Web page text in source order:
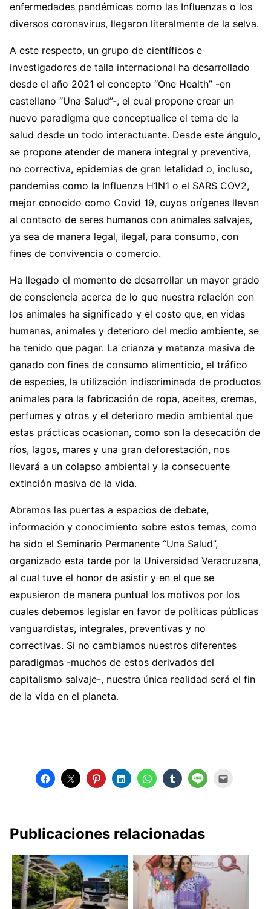
enfermedades pandémicas como las Influenzas o los
diversos coronavirus, llegaron literalmente de la selva.
A este respecto, un grupo de científicos e
investigadores de talla internacional ha desarrollado
desde el año 2021 el concepto “One Health” -en
castellano “Una Salud”-, el cual propone crear un
nuevo paradigma que conceptualice el tema de la
salud desde un todo interactuante. Desde este ángulo,
se propone atender de manera integral y preventiva,
no correctiva, epidemias de gran letalidad o, incluso,
pandemias como la Influenza H1N1 o el SARS COV2,
mejor conocido como Covid 19, cuyos orígenes llevan
al contacto de seres humanos con animales salvajes,
ya sea de manera legal, ilegal, para consumo, con
fines de convivencia o comercio.
Ha llegado el momento de desarrollar un mayor grado
de consciencia acerca de lo que nuestra relación con
los animales ha significado y el costo que, en vidas
humanas, animales y deterioro del medio ambiente, se
ha tenido que pagar. La crianza y matanza masiva de
ganado con fines de consumo alimenticio, el tráfico
de especies, la utilización indiscriminada de productos
animales para la fabricación de ropa, aceites, cremas,
perfumes y otros y el deterioro medio ambiental que
estas prácticas ocasionan, como son la desecación de
ríos, lagos, mares y una gran deforestación, nos
llevará a un colapso ambiental y la consecuente
extinción masiva de la vida.
Abramos las puertas a espacios de debate,
información y conocimiento sobre estos temas, como
ha sido el Seminario Permanente “Una Salud”,
organizado esta tarde por la Universidad Veracruzana,
al cual tuve el honor de asistir y en el que se
expusieron de manera puntual los motivos por los
cuales debemos legislar en favor de políticas públicas
vanguardistas, integrales, preventivas y no
correctivas. Si no cambiamos nuestros diferentes
paradigmas -muchos de estos derivados del
capitalismo salvaje-, nuestra única realidad será el fin
de la vida en el planeta.
Publicaciones relacionadas